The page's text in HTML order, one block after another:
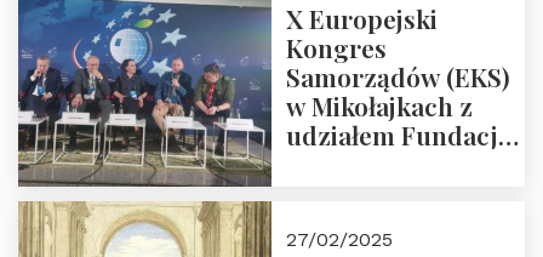
X Europejski
Kongres
Samorządów (EKS)
w Mikołajkach z
udziałem Fundacji
27/02/2025